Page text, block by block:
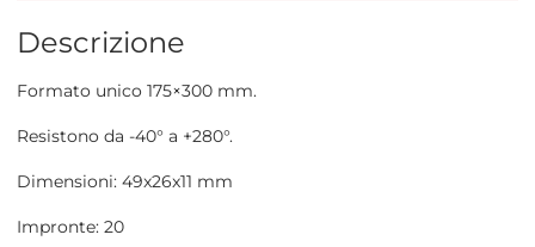
Descrizione
Formato unico 175×300 mm.
Resistono da -40° a +280°.
Dimensioni: 49x26x11 mm
Impronte: 20